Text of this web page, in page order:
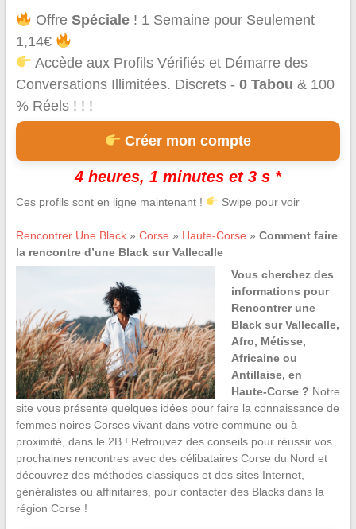
OffreSpéciale ! 1 Semaine pour Seulement
1,14€
Accède aux Profils Vérifiés et Démarre des
Conversations Illimitées. Discrets - 0 Tabou & 100
% Réels ! ! !
Créer mon compte
4 heures, 1 minutes et 2 s *
Ces profils sont en ligne maintenant ! Swipe pour voir
Rencontrer Une Black» Corse » Haute-Corse » Comment faire
la rencontre d’une Black sur Vallecalle
Vous cherchez des
informations pour
Rencontrer une
Black sur Vallecalle,
Afro, Métisse,
Africaine ou
Antillaise, en
Haute-Corse ? Notre
site vous présente quelques idées pour faire la connaissance de
femmes noires Corses vivant dans votre commune ou à
proximité, dans le 2B ! Retrouvez des conseils pour réussir vos
prochaines rencontres avec des célibataires Corse du Nord et
découvrez des méthodes classiques et des sites Internet,
généralistes ou affinitaires, pour contacter des Blacks dans la
région Corse !